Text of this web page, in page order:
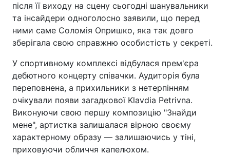
після її виходу на сцену сьогодні шанувальники
та інсайдери одноголосно заявили, що перед
ними саме Соломія Опришко, яка так довго
зберігала свою справжню особистість у секреті.
У спортивному комплексі відбулася прем'єра
дебютного концерту співачки. Аудиторія була
переповнена, а прихильники з нетерпінням
очікували появи загадкової Klavdia Petrivna.
Виконуючи свою першу композицію "Знайди
мене", артистка залишалася вірною своєму
характерному образу — залишаючись у тіні,
приховуючи обличчя капелюхом.